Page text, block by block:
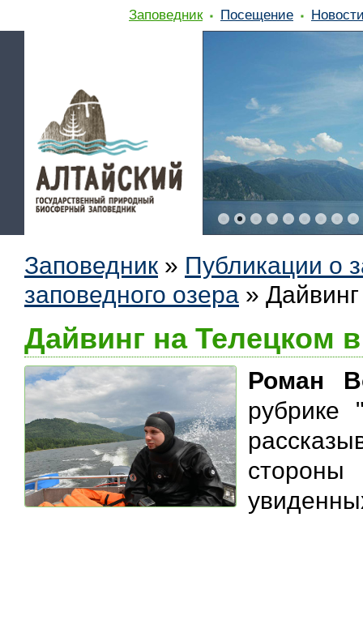
Заповедник Посещение
Заповедник » Публикации о
заповедного озера »
Дайвинг на Телецком
Роман
рубрике